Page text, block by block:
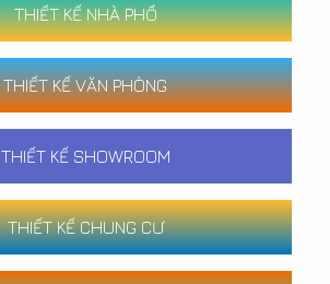
THIẾT KẾ NHÀ PHỐ
THIẾT KẾ VĂN PHÒNG
THIẾT KẾ SHOWROOM
THIẾT KẾ CHUNG CƯ